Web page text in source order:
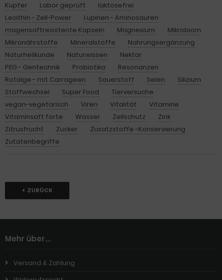
Kupfer
Labor geprüft
laktosefrei
Lecithin - Zell-Power
Lupinen - Aminosäuren
magensaftresistente Kapseln
Magnesium
Mikrobiom
Mikronährstoffe
Mineralstoffe
Nahrungsergänzung
Naturheilkunde
Naturwissen
Nektar
PEG - Gentechnik
Probiotika
Resonanzen
Rotalge - mit Carrageen
Sauerstoff Selen
Silizium
Stoffwechsel
Super Food
Tierversuche
vegan-vegetarisch
Viren Vitalität
Vitamine
Vitaminsaft forte
Wasser Zellschutz
Zink
Zitrusfrucht
Zucker
Zusatzstoffe -Konservierung
Zutatenbegriffe
ZURÜCK
Mehr über...
Versand & Zahlung